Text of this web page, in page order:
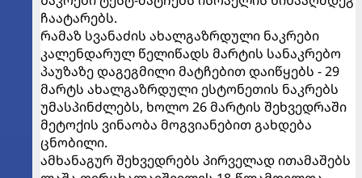
ჩაატარებს.
რამაზ სვანაძის ახალგაზრდული ნაკრები
კალენდარულ წელიწადს მარტის სანაკრებო
პაუზაზე დაგეგმილი მატჩებით დაიწყებს - 29
მარტს ახალგაზრდული ესტონეთის ნაკრებს
უმასპინძლებს, ხოლო 26 მარტის შეხვედრაში
მეტოქის ვინაობა მოგვიანებით გახდება
ცნობილი.
ამხანაგურ შეხვედრებს პირველად ითამაშებს